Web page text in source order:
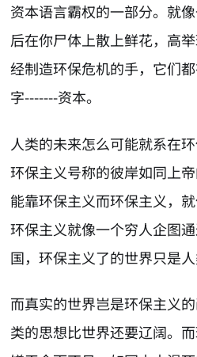
资本语言霸权的一部分。就
后在你尸体上散上鲜花，高
经制造环保危机的手，它们
字-------资本。
人类的未来怎么可能就系在
环保主义号称的彼岸如同上
能靠环保主义而环保主义，
环保主义就像一个穷人企图
国，环保主义了的世界只是
而真实的世界岂是环保主义
类的思想比世界还要辽阔。